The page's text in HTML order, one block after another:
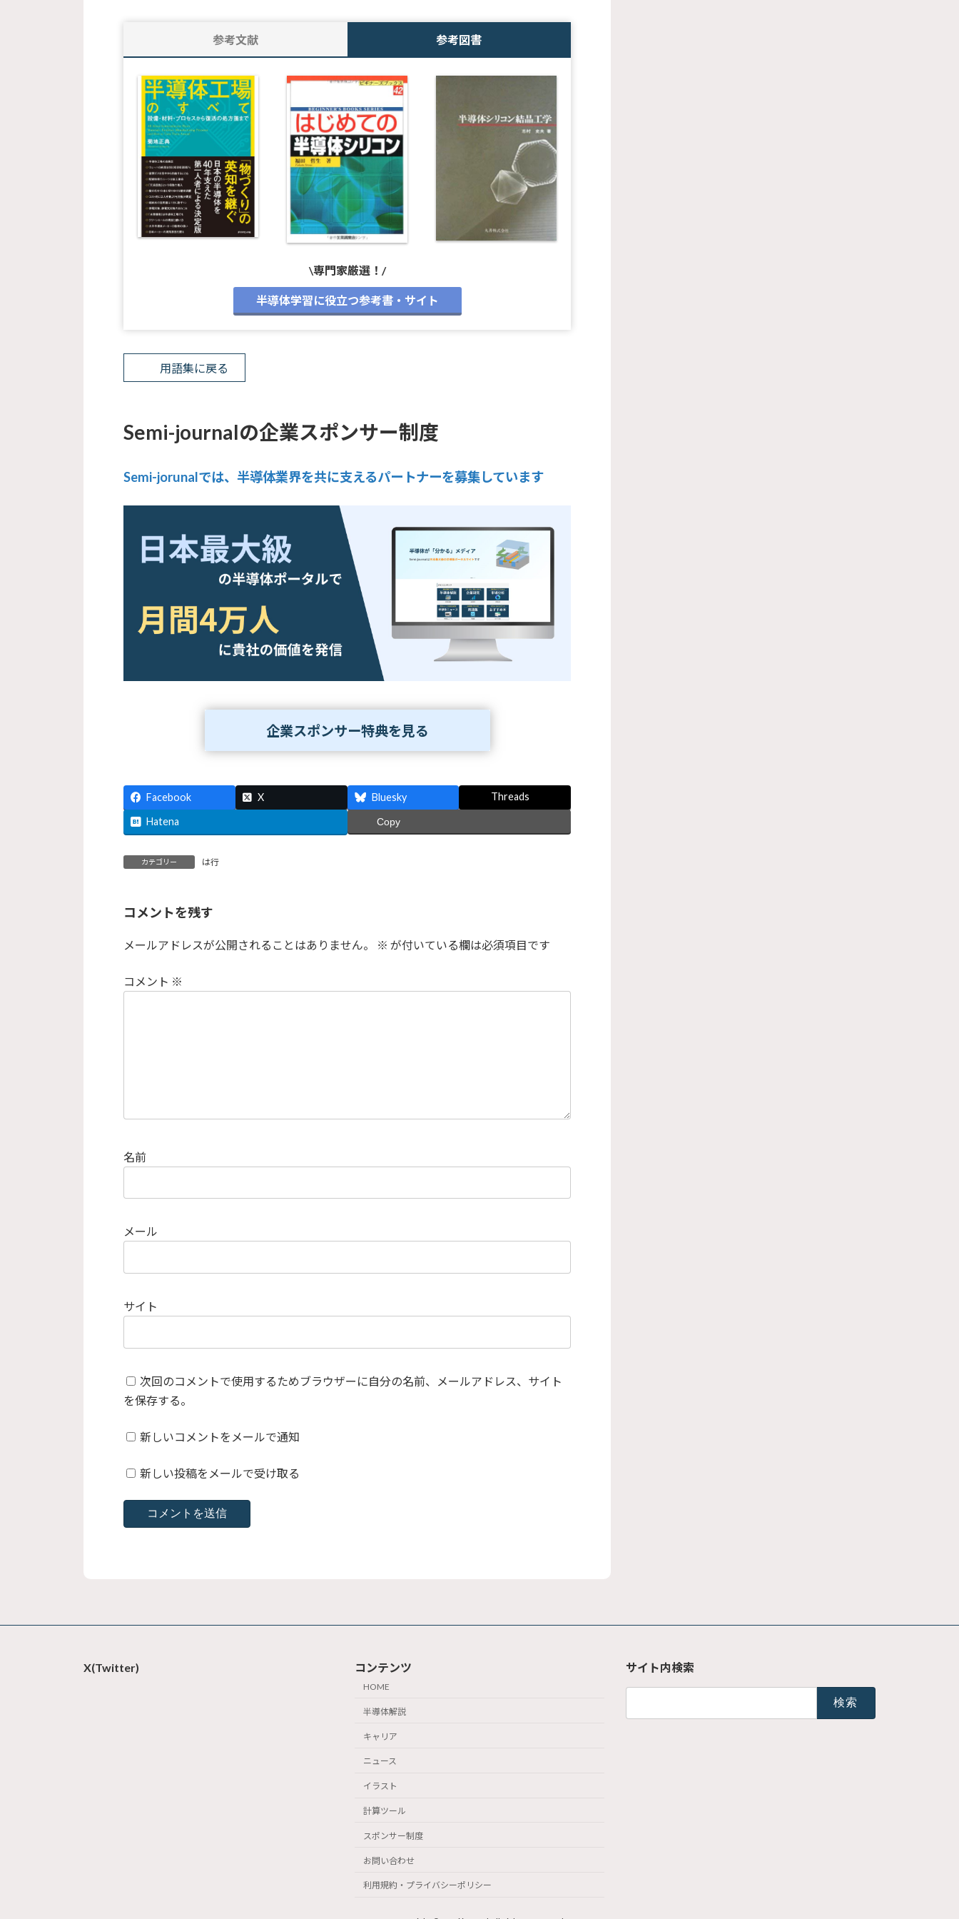
参考文献 参考図書
\専門家厳選！/
半導体学習に役立つ参考書・サイト
用語集に戻る
Semi-journalの企業スポンサー制度
Semi-jorunalでは、半導体業界を共に支えるパートナーを募集しています
企業スポンサー特典を見る
Facebook X Bluesky Threads
Hatena Copy
カテゴリー は行
コメントを残す
メールアドレスが公開されることはありません。 ※ が付いている欄は必須項目です
コメント ※
名前
メール
サイト
次回のコメントで使用するためブラウザーに自分の名前、メールアドレス、サイト
を保存する。
新しいコメントをメールで通知
新しい投稿をメールで受け取る
X(Twitter) コンテンツ
HOME
半導体解説
キャリア
ニュース
イラスト
計算ツール
スポンサー制度
お問い合わせ
利用規約・プライバシーポリシー
サイト内検索